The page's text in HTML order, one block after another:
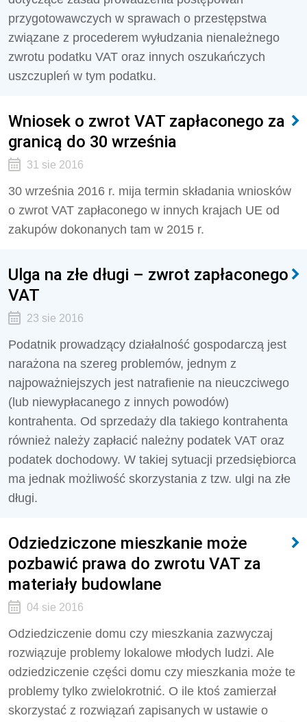
przygotowawczych w sprawach o przestępstwa
związane z procederem wyłudzania nienależnego
zwrotu podatku VAT oraz innych oszukańczych
uszczupleń w tym podatku.
Wniosek o zwrot VAT zapłaconego za
granicą do 30 września
31 sie 2016
30 września 2016 r. mija termin składania wniosków
o zwrot VAT zapłaconego w innych krajach UE od
zakupów dokonanych tam w 2015 r.
Ulga na złe długi – zwrot zapłaconego
VAT
23 sie 2016
Podatnik prowadzący działalność gospodarczą jest
narażona na szereg problemów, jednym z
najpoważniejszych jest natrafienie na nieuczciwego
(lub niewypłacanego z innych powodów)
kontrahenta. Od sprzedaży dla takiego kontrahenta
również należy zapłacić należny podatek VAT oraz
podatek dochodowy. W takiej sytuacji przedsiębiorca
ma jednak możliwość skorzystania z tzw. ulgi na złe
długi.
Odziedziczone mieszkanie może
pozbawić prawa do zwrotu VAT za
materiały budowlane
04 sie 2016
Odziedziczenie domu czy mieszkania zazwyczaj
rozwiązuje problemy lokalowe młodych ludzi. Ale
odziedziczenie części domu czy mieszkania może te
problemy tylko zwielokrotnić. O ile ktoś zamierzał
skorzystać z rozwiązań zapisanych w ustawie o